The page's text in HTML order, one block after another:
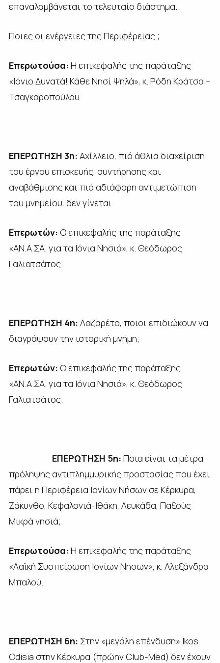
επαναλαμβάνεται το τελευταίο διάστημα.
Ποιες οι ενέργειες της Περιφέρειας ;
Επερωτούσα: Η επικεφαλής της παράταξης
«Ιόνιο Δυνατά! Κάθε Νησί Ψηλά», κ. Ρόδη Κράτσα –
Τσαγκαροπούλου.
ΕΠΕΡΩΤΗΣΗ 3η: Αχίλλειο, πιό άθλια διαχείριση
του έργου επισκευής, συντήρησης και
αναβάθμισης και πιό αδιάφορη αντιμετώπιση
του μνημείου, δεν γίνεται.
Επερωτών: Ο επικεφαλής της παράταξης
«ΑΝ.Α.ΣΑ. για τα Ιόνια Νησιά», κ. Θεόδωρος
Γαλιατσάτος.
ΕΠΕΡΩΤΗΣΗ 4η: Λαζαρέτο, ποιοι επιδιώκουν να
διαγράψουν την ιστορική μνήμη;
Επερωτών: Ο επικεφαλής της παράταξης
«ΑΝ.Α.ΣΑ. για τα Ιόνια Νησιά», κ. Θεόδωρος
Γαλιατσάτος.
ΕΠΕΡΩΤΗΣΗ 5η: Ποια είναι τα μέτρα
πρόληψης αντιπλημμυρικής προστασίας που έχει
πάρει η Περιφέρεια Ιονίων Νήσων σε Κέρκυρα,
Ζάκυνθο, Κεφαλονιά-Ιθάκη, Λευκάδα, Παξούς
Μικρά νησιά;
Επερωτούσα: Η επικεφαλής της παράταξης
«Λαϊκή Συσπείρωση Ιονίων Νήσων», κ. Αλεξάνδρα
Μπαλού.
ΕΠΕΡΩΤΗΣΗ 6η: Στην «μεγάλη επένδυση» Ikos
Odisia στην Κέρκυρα (πρώην Club-Med) δεν έχουν